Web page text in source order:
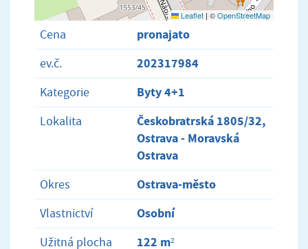
Leaflet | ©OpenStreetMap
Cena pronajato
ev.č. 202317984
Kategorie Byty 4+1
Lokalita
Českobratrská 1805/32,
Ostrava - Moravská
Ostrava
Okres Ostrava-město
Vlastnictví Osobní
Užitná plocha 122 m²